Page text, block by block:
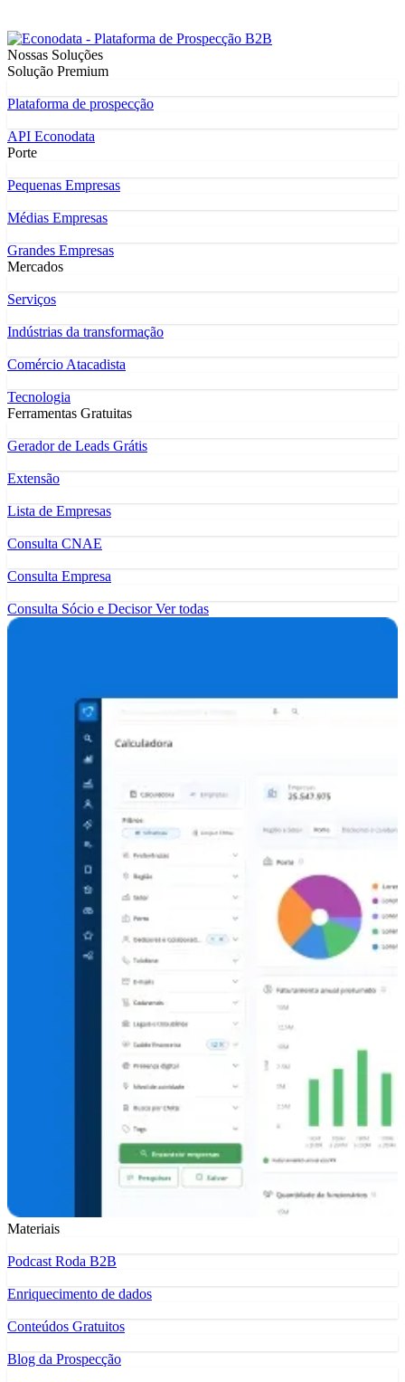
Nossas Soluções
Solução Premium
Plataforma de prospecção
API Econodata
Porte
Pequenas Empresas
Médias Empresas
Grandes Empresas
Mercados
Serviços
Indústrias da transformação
Comércio Atacadista
Tecnologia
Ferramentas Gratuitas
Gerador de Leads Grátis
Extensão
Lista de Empresas
Consulta CNAE
Consulta Empresa
Consulta Sócio e DecisorVer todas
Materiais
Podcast Roda B2B
Enriquecimento de dados
Conteúdos Gratuitos
Blog da Prospecção